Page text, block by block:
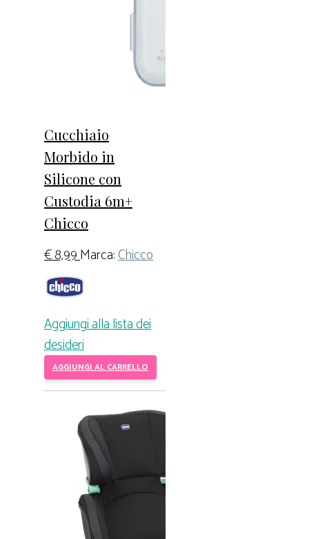
Cucchiaio
Morbido in
Silicone con
Custodia 6m+
Chicco
€8,99Marca:Chicco
Aggiungi alla lista dei
desideri
AGGIUNGI AL CARRELLO